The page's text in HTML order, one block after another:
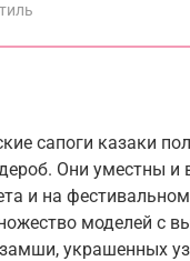
сапоги казаки
Они уместны и
и на
моделей с
украшенных